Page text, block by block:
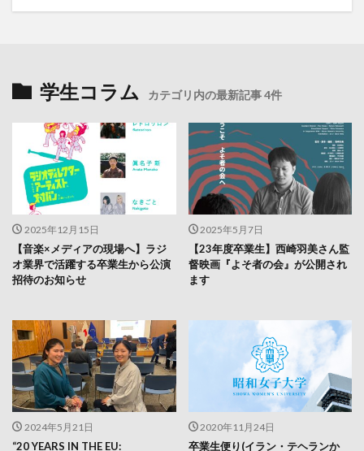
学生コラム カテゴリ内の最新記事 4件
2025年12月15日
【音楽×メディアの現場へ】ラジ
オ業界で活躍する卒業生から公演
招待のお知らせ
2025年5月7日
【23年度卒業生】西崎羽美さん監
督映画『よそ者の会』が公開され
ます
2024年5月21日
“20 YEARS IN THE EU:
2020年11月24日
卒業生便り(イラン・テヘランか